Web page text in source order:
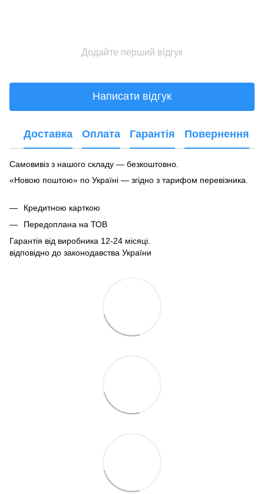
Додайте перший відгук
Написати відгук
Доставка Оплата Гарантія Повернення
Самовивіз з нашого складу — безкоштовно.
«Новою поштою» по Україні — згідно з тарифом перевізника.
Кредитною карткою
Передоплана на ТОВ
Гарантія від виробника 12-24 місяці.
відповідно до законодавства України